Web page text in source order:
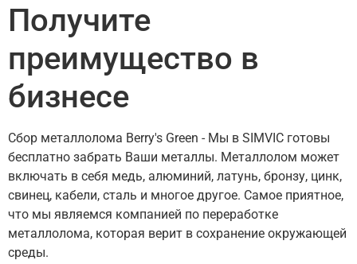
Получите
преимущество в
бизнесе
Сбор металлолома Berry's Green - Мы в SIMVIC готовы
бесплатно забрать Ваши металлы. Металлолом может
включать в себя медь, алюминий, латунь, бронзу, цинк,
свинец, кабели, сталь и многое другое. Самое приятное,
что мы являемся компанией по переработке
металлолома, которая верит в сохранение окружающей
среды.